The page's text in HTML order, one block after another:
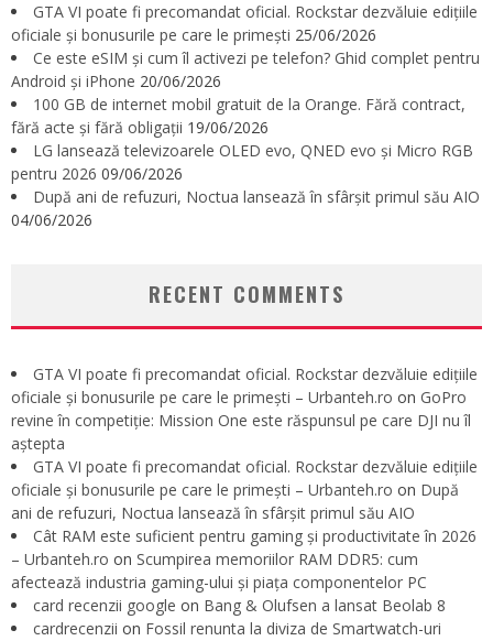
GTA VI poate fi precomandat oficial. Rockstar dezvăluie edițiile
oficiale și bonusurile pe care le primești 25/06/2026
Ce este eSIM și cum îl activezi pe telefon? Ghid complet pentru
Android și iPhone 20/06/2026
100 GB de internet mobil gratuit de la Orange. Fără contract,
fără acte și fără obligații 19/06/2026
LG lansează televizoarele OLED evo, QNED evo și Micro RGB
pentru 2026 09/06/2026
După ani de refuzuri, Noctua lansează în sfârșit primul său AIO
04/06/2026
RECENT COMMENTS
GTA VI poate fi precomandat oficial. Rockstar dezvăluie edițiile
oficiale și bonusurile pe care le primești – Urbanteh.ro on GoPro
revine în competiție: Mission One este răspunsul pe care DJI nu îl
aștepta
GTA VI poate fi precomandat oficial. Rockstar dezvăluie edițiile
oficiale și bonusurile pe care le primești – Urbanteh.ro on După
ani de refuzuri, Noctua lansează în sfârșit primul său AIO
Cât RAM este suficient pentru gaming și productivitate în 2026
– Urbanteh.ro on Scumpirea memoriilor RAM DDR5: cum
afectează industria gaming-ului și piața componentelor PC
card recenzii google on Bang & Olufsen a lansat Beolab 8
cardrecenzii on Fossil renunta la diviza de Smartwatch-uri